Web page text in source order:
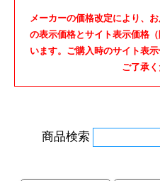
メーカーの価格改定により、
の表示価格とサイト表示価格
います。ご購入時のサイト表
ご了承く
商品検索